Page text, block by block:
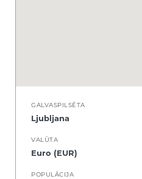
GALVASPILSĒTA
Ljubljana
VALŪTA
Euro (EUR)
POPULĀCIJA